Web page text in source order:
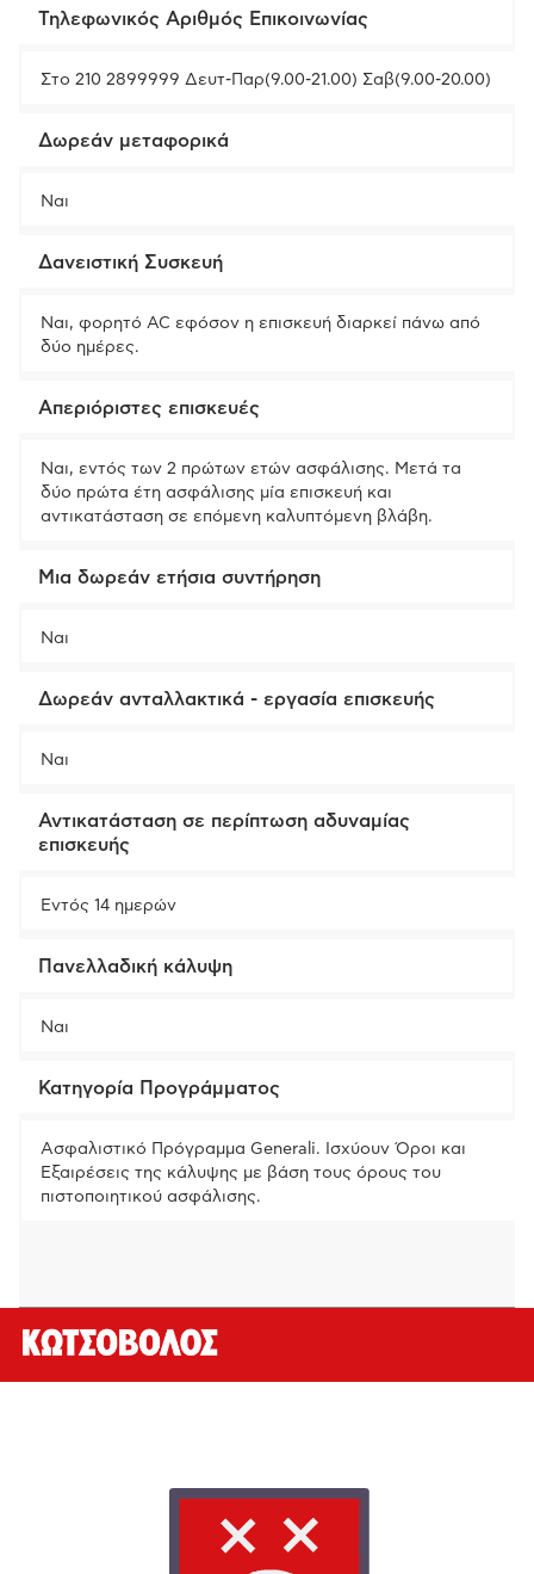
Τηλεφωνικός Αριθμός Επικοινωνίας
Στο 210 2899999 Δευτ-Παρ(9.00-21.00) Σαβ(9.00-20.00)
Δωρεάν μεταφορικά
Ναι
Δανειστική Συσκευή
Ναι, φορητό AC εφόσον η επισκευή διαρκεί πάνω από
δύο ημέρες.
Απεριόριστες επισκευές
Ναι, εντός των 2 πρώτων ετών ασφάλισης. Μετά τα
δύο πρώτα έτη ασφάλισης μία επισκευή και
αντικατάσταση σε επόμενη καλυπτόμενη βλάβη.
Μια δωρεάν ετήσια συντήρηση
Ναι
Δωρεάν ανταλλακτικά - εργασία επισκευής
Ναι
Αντικατάσταση σε περίπτωση αδυναμίας
επισκευής
Εντός 14 ημερών
Πανελλαδική κάλυψη
Ναι
Κατηγορία Προγράμματος
Ασφαλιστικό Πρόγραμμα Generali. Ισχύουν Όροι και
Εξαιρέσεις της κάλυψης με βάση τους όρους του
πιστοποιητικού ασφάλισης.